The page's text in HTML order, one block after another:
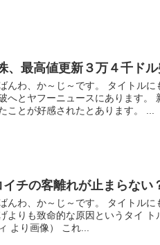
、最高値更新３万４千ド
んわ、か～じ～です。 タイトル
へとヤフーニュースにあります。
ことが好感されたとあります。 ...
イチの客離れが止まらない
んわ、か～じ～です。 タイトルに
よりも致命的な原因というタイ
より画像） これ...